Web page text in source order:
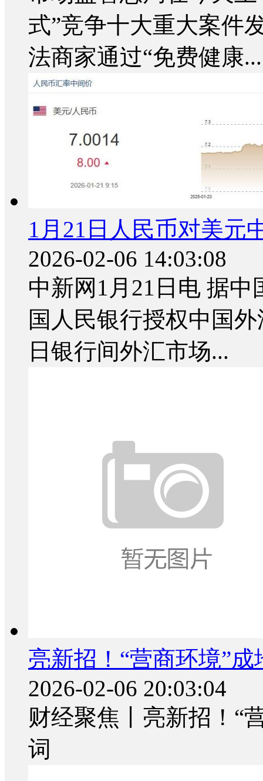
式”竞争十大重大案件
法商家通过“免费健康...
1月21日人民币对美元
2026-02-06 14:03:08
中新网1月21日电 据
国人民银行授权中国
日银行间外汇市场...
亮新招！“营商环境”
2026-02-06 20:03:04
财经聚焦丨亮新招！“
词